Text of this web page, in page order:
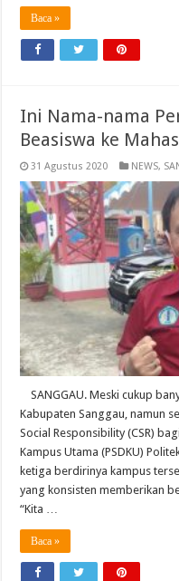
Baca »
Ini Nama-nama
Beasiswa ke
31 Agustus 2020 NEWS,
SANGGAU. Meski cukup
Kabupaten Sanggau, namun
Social Responsibility (CSR)
Kampus Utama (PSDKU)
ketiga berdirinya kampus
yang konsisten memberikan
“Kita …
Baca »